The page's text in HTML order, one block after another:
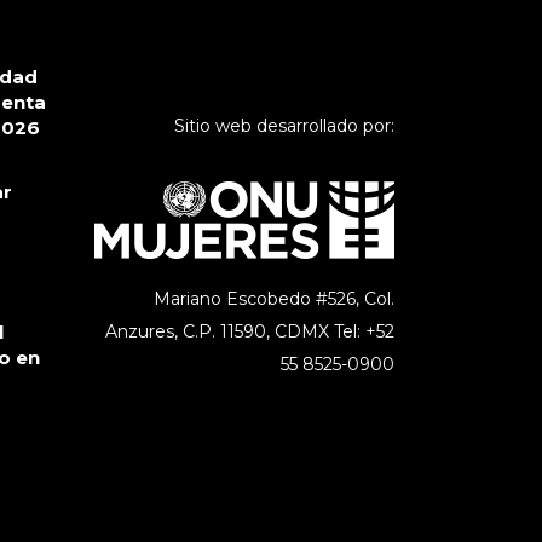
en
Sitio web desarrollado por:
Mariano Escobedo #526, Col.
Anzures, C.P. 11590, CDMX Tel: +52
55 8525-0900